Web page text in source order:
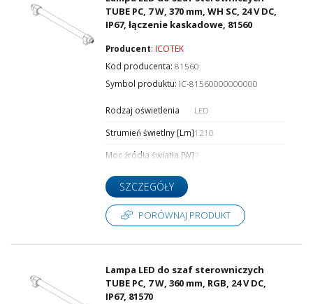
TUBE PC, 7 W, 370 mm, WH SC, 24 V DC,
IP67, łączenie kaskadowe, 81560
Producent: ICOTEK
Kod producenta:81560
Symbol produktu: IC-81560000000000
Rodzaj oświetlenia
LED
Strumień świetlny [Lm]1210
Moc źródła światła [W]7
SZCZEGÓŁY
PORÓWNAJ PRODUKT
Lampa LED do szaf sterowniczych
TUBE PC, 7 W, 360 mm, RGB, 24 V DC,
IP67, 81570